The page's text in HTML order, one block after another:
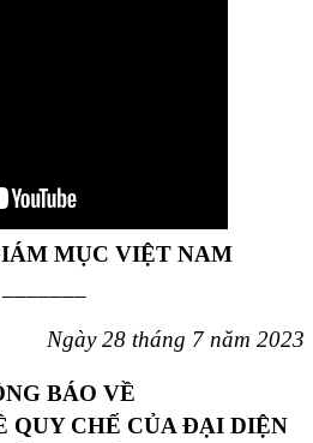
MỤC VIỆT NAM
Ngày 28 tháng 7 năm 2023
BÁO VỀ
QUY CHẾ CỦA ĐẠI DIỆN